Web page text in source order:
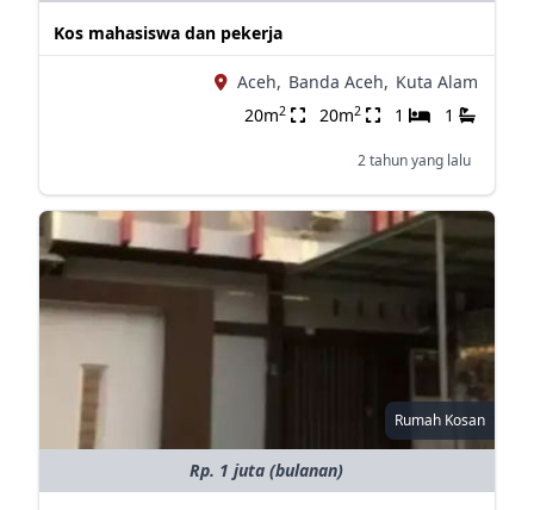
Kos mahasiswa dan pekerja
Aceh, Banda Aceh, Kuta Alam
20m2 20m2 1 1
2 tahun yang lalu
Rumah Kosan
Rp. 1 juta (bulanan)